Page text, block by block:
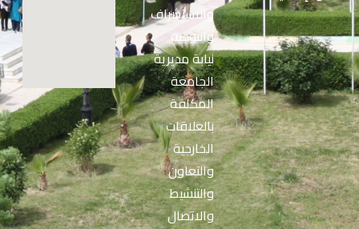
والاستشراف
والتوجيه
❮نيابة مديرية
الجامعة
المكلفة
بالعلاقات
الخارجية
والتعاون
والتنشيط
والاتصال